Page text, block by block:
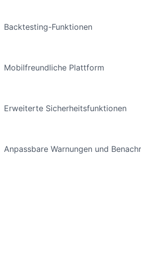
Backtesting-Funktionen
Mobilfreundliche Plattform
Erweiterte Sicherheitsfunktionen
Anpassbare Warnungen und